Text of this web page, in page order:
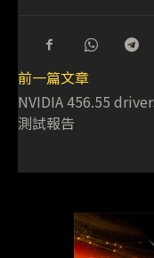
前一篇文章
NVIDIA 456.55
測試報告